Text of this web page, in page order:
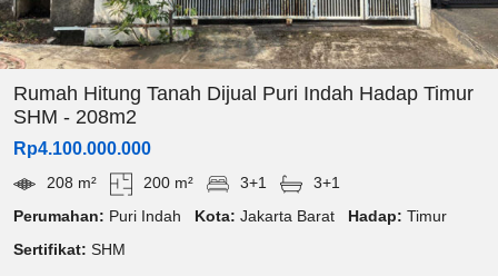
Rumah Hitung Tanah Dijual Puri Indah Hadap Timur
SHM - 208m2
Rp4.100.000.000
208 m² 200 m² 3+1
3+1
Perumahan: Puri Indah Kota: Jakarta Barat Hadap: Timur
Sertifikat: SHM